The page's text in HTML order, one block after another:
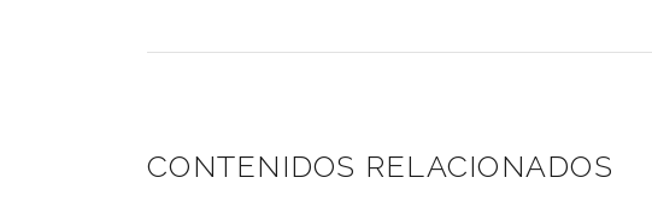
CONTENIDOS RELACIONADOS